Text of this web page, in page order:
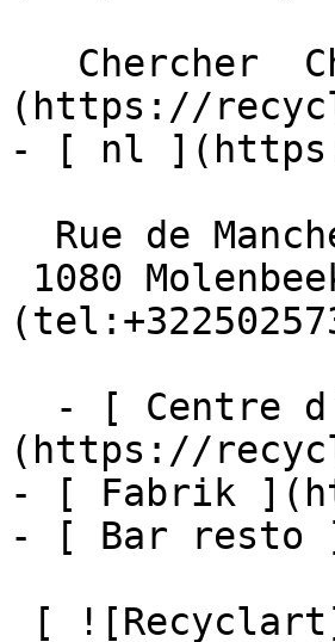
(https://
- [ nl
(https://
- [ Fabrik
- [ Bar resto